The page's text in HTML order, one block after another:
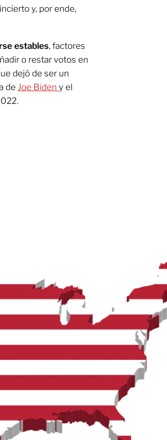
y, por ende,
estables, factores
o restar votos en
dejó de ser un
de Joe Biden y el